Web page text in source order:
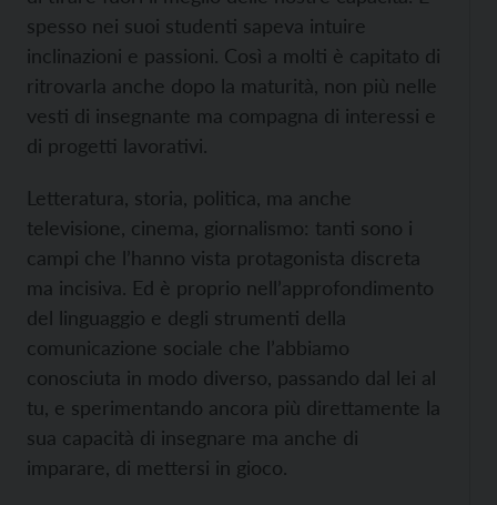
spesso nei suoi studenti sapeva intuire
inclinazioni e passioni. Così a molti è capitato di
ritrovarla anche dopo la maturità, non più nelle
vesti di insegnante ma compagna di interessi e
di progetti lavorativi.
Letteratura, storia, politica, ma anche
televisione, cinema, giornalismo: tanti sono i
campi che l’hanno vista protagonista discreta
ma incisiva. Ed è proprio nell’approfondimento
del linguaggio e degli strumenti della
comunicazione sociale che l’abbiamo
conosciuta in modo diverso, passando dal lei al
tu, e sperimentando ancora più direttamente la
sua capacità di insegnare ma anche di
imparare, di mettersi in gioco.